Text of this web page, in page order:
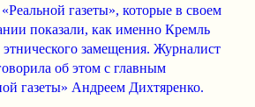
газеты», которые в своем
показали, как именно Кремль
замещения. Журналист
об этом с главным
газеты» Андреем Дихтяренко.